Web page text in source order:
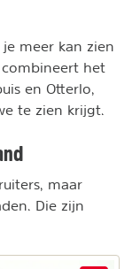
meer kan zien
het
en Otterlo,
te zien krijgt.
maar
Die zijn